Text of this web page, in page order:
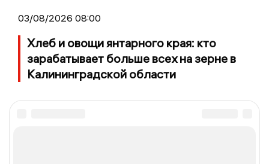
03/08/2026 08:00
Хлеб и овощи янтарного края: кто
зарабатывает больше всех на зерне в
Калининградской области